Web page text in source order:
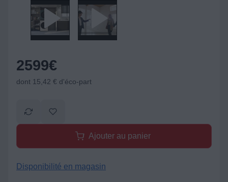
2599€
dont 15,42 € d'éco-part
Ajouter au panier
Disponibilité en magasin